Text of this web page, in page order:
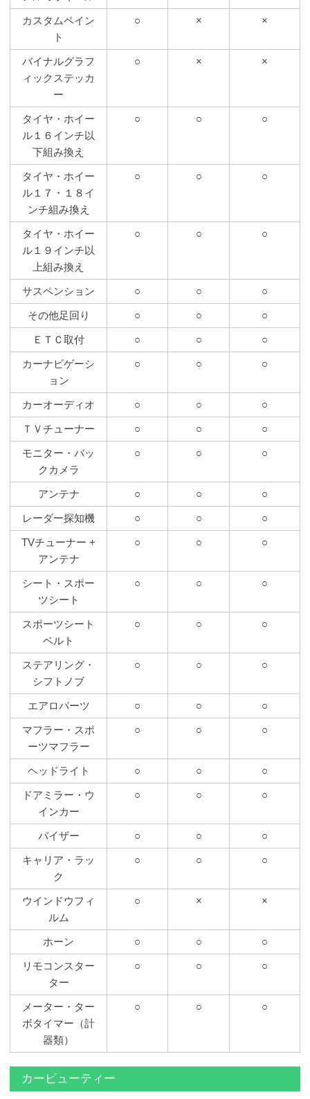
カスタムペイン
ト
○ × ×
バイナルグラフ
ィックステッカ
ー
○ × ×
タイヤ・ホイー
ル１６インチ以
下組み換え
○ ○ ○
タイヤ・ホイー
ル１７・１８イ
ンチ組み換え
○ ○ ○
タイヤ・ホイー
ル１９インチ以
上組み換え
○ ○ ○
サスペンション ○ ○ ○
その他足回り ○ ○ ○
ＥＴＣ取付 ○ ○ ○
カーナビゲーシ
ョン
○ ○ ○
カーオーディオ ○ ○ ○
ＴＶチューナー ○ ○ ○
モニター・バッ
クカメラ
○ ○ ○
アンテナ ○ ○ ○
レーダー探知機 ○ ○ ○
TVチューナー +
アンテナ
○ ○ ○
シート・スポー
ツシート
○ ○ ○
スポーツシート
ベルト
○ ○ ○
ステアリング・
シフトノブ
○ ○ ○
エアロパーツ ○ ○ ○
マフラー・スポ
ーツマフラー
○ ○ ○
ヘッドライト ○ ○ ○
ドアミラー・ウ
インカー
○ ○ ○
バイザー ○ ○ ○
キャリア・ラッ
ク
○ ○ ○
ウインドウフィ
ルム
○ × ×
ホーン ○ ○ ○
リモコンスター
ター
○ ○ ○
メーター・ター
ボタイマー（計
器類）
○ ○ ○
カービューティー